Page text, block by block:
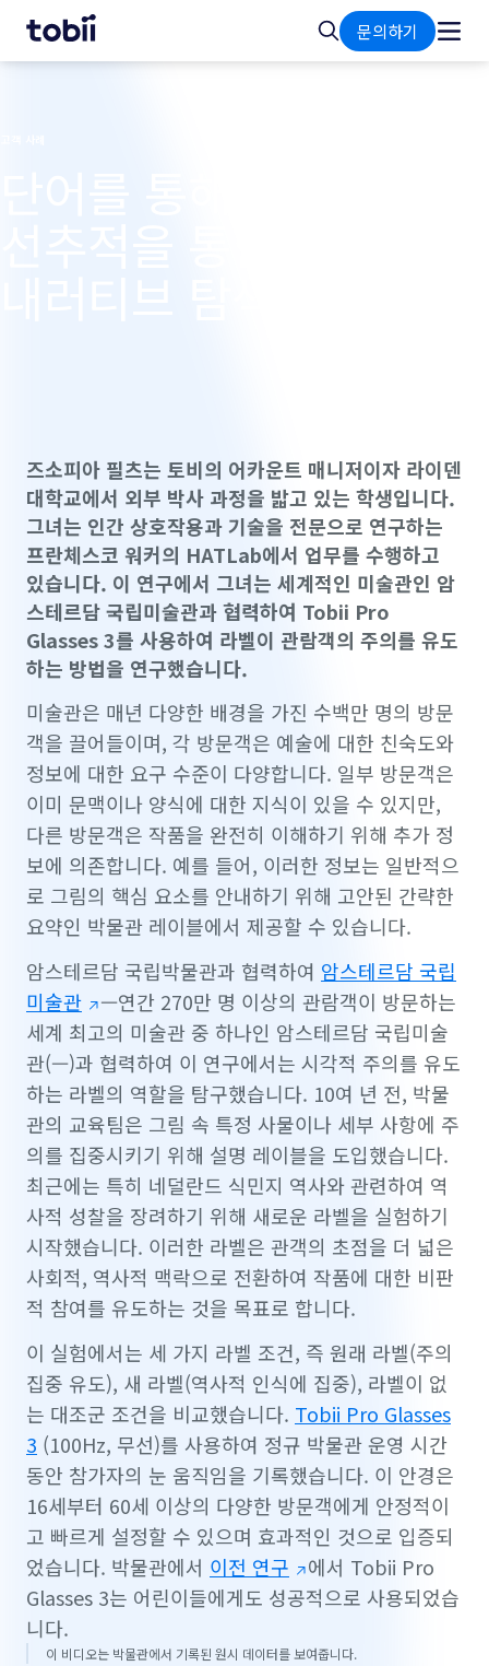
검
색
문의하기
즈소피아 필츠는 토비의 어카운트 매니저이자 라이덴
대학교에서 외부 박사 과정을 밟고 있는 학생입니다.
그녀는 인간 상호작용과 기술을 전문으로 연구하는
프란체스코 워커의 HATLab에서 업무를 수행하고
있습니다. 이 연구에서 그녀는 세계적인 미술관인 암
스테르담 국립미술관과 협력하여 Tobii Pro
Glasses 3를 사용하여 라벨이 관람객의 주의를 유도
하는 방법을 연구했습니다.
미술관은 매년 다양한 배경을 가진 수백만 명의 방문
객을 끌어들이며, 각 방문객은 예술에 대한 친숙도와
정보에 대한 요구 수준이 다양합니다. 일부 방문객은
이미 문맥이나 양식에 대한 지식이 있을 수 있지만,
다른 방문객은 작품을 완전히 이해하기 위해 추가 정
보에 의존합니다. 예를 들어, 이러한 정보는 일반적으
로 그림의 핵심 요소를 안내하기 위해 고안된 간략한
요약인 박물관 레이블에서 제공할 수 있습니다.
암스테르담 국립박물관과 협력하여 암스테르담 국립
미술관
—연간 270만 명 이상의 관람객이 방문하는
세계 최고의 미술관 중 하나인 암스테르담 국립미술
관(—)과 협력하여 이 연구에서는 시각적 주의를 유도
하는 라벨의 역할을 탐구했습니다. 10여 년 전, 박물
관의 교육팀은 그림 속 특정 사물이나 세부 사항에 주
의를 집중시키기 위해 설명 레이블을 도입했습니다.
최근에는 특히 네덜란드 식민지 역사와 관련하여 역
사적 성찰을 장려하기 위해 새로운 라벨을 실험하기
시작했습니다. 이러한 라벨은 관객의 초점을 더 넓은
사회적, 역사적 맥락으로 전환하여 작품에 대한 비판
적 참여를 유도하는 것을 목표로 합니다.
이 실험에서는 세 가지 라벨 조건, 즉 원래 라벨(주의
집중 유도), 새 라벨(역사적 인식에 집중), 라벨이 없
는 대조군 조건을 비교했습니다. Tobii Pro Glasses
3 (100Hz, 무선)를 사용하여 정규 박물관 운영 시간
동안 참가자의 눈 움직임을 기록했습니다. 이 안경은
16세부터 60세 이상의 다양한 방문객에게 안정적이
고 빠르게 설정할 수 있으며 효과적인 것으로 입증되
었습니다. 박물관에서 이전 연구
에서 Tobii Pro
Glasses 3는 어린이들에게도 성공적으로 사용되었습
니다.
이 비디오는 박물관에서 기록된 원시 데이터를 보여줍니다.